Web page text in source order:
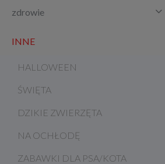
zdrowie
INNE
HALLOWEEN
ŚWIĘTA
DZIKIE ZWIERZĘTA
NA OCHŁODĘ
ZABAWKI DLA PSA/KOTA